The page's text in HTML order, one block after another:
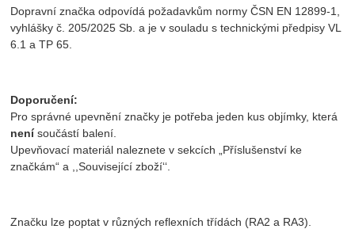
Dopravní značka odpovídá požadavkům normy ČSN EN 12899-1,
vyhlášky č. 205/2025 Sb. a je v souladu s technickými předpisy VL
6.1 a TP 65.
Doporučení:
Pro správné upevnění značky je potřeba jeden kus objímky, která
nenísoučástí balení.
Upevňovací materiál naleznete v sekcích „Příslušenství ke
značkám“ a ,,Související zboží‘‘.
Značku lze poptat v různých reflexních třídách (RA2 a RA3).